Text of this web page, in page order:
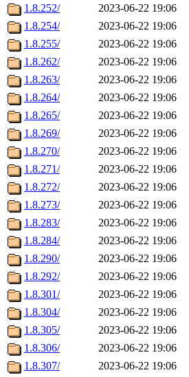
1.8.252/
2023-06-22 19:06
1.8.254/
2023-06-22 19:06
1.8.255/
2023-06-22 19:06
1.8.262/
2023-06-22 19:06
1.8.263/
2023-06-22 19:06
1.8.264/
2023-06-22 19:06
1.8.265/
2023-06-22 19:06
1.8.269/
2023-06-22 19:06
1.8.270/
2023-06-22 19:06
1.8.271/
2023-06-22 19:06
1.8.272/
2023-06-22 19:06
1.8.273/
2023-06-22 19:06
1.8.283/
2023-06-22 19:06
1.8.284/
2023-06-22 19:06
1.8.290/
2023-06-22 19:06
1.8.292/
2023-06-22 19:06
1.8.301/
2023-06-22 19:06
1.8.304/
2023-06-22 19:06
1.8.305/
2023-06-22 19:06
1.8.306/
2023-06-22 19:06
1.8.307/
2023-06-22 19:06